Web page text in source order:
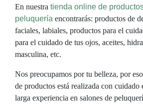
En nuestra tienda online de
peluquería encontrarás: productos de
faciales, labiales, productos para el
para el cuidado de tus ojos, aceites,
masculina, etc.
Nos preocupamos por tu belleza, por
de productos está realizada con cuidado
larga experiencia en salones de